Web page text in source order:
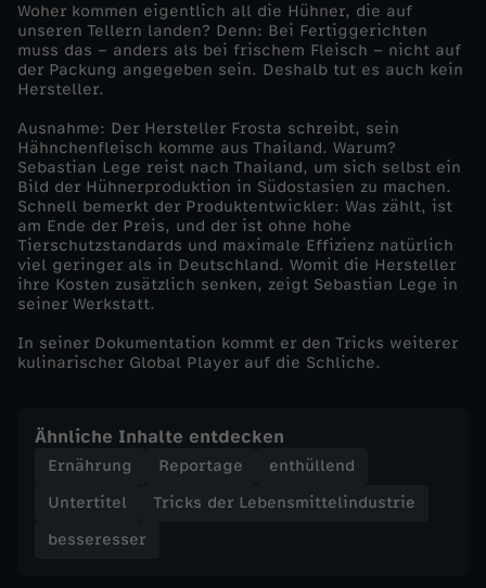
k
s
d
e
r
L
e
b
e
n
s
Woher kommen eigentlich all die Hühner, die auf
unseren Tellern landen? Denn: Bei Fertiggerichten
muss das – anders als bei frischem Fleisch – nicht auf
der Packung angegeben sein. Deshalb tut es auch kein
Hersteller.
Ausnahme: Der Hersteller Frosta schreibt, sein
Hähnchenfleisch komme aus Thailand. Warum?
Sebastian Lege reist nach Thailand, um sich selbst ein
Bild der Hühnerproduktion in Südostasien zu machen.
Schnell bemerkt der Produktentwickler: Was zählt, ist
am Ende der Preis, und der ist ohne hohe
Tierschutzstandards und maximale Effizienz natürlich
viel geringer als in Deutschland. Womit die Hersteller
ihre Kosten zusätzlich senken, zeigt Sebastian Lege in
seiner Werkstatt.
In seiner Dokumentation kommt er den Tricks weiterer
kulinarischer Global Player auf die Schliche.
Ähnliche Inhalte entdecken
Ernährung Reportage
enthüllend
Untertitel
Tricks der Lebensmittelindustrie
besseresser